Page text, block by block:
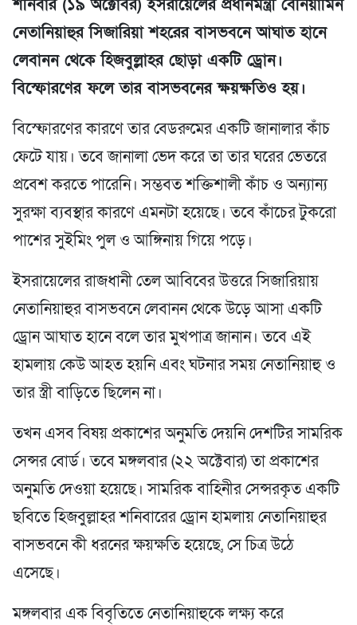
শনিবার (১৯ অক্টোবর) ইসরায়েলের প্রধানমন্ত্রী বেনিয়ামিন
নেতানিয়াহুর সিজারিয়া শহরের বাসভবনে আঘাত হানে
লেবানন থেকে হিজবুল্লাহর ছোড়া একটি ড্রোন।
বিস্ফোরণের ফলে তার বাসভবনের ক্ষয়ক্ষতিও হয়।
বিস্ফোরণের কারণে তার বেডরুমের একটি জানালার কাঁচ
ফেটে যায়। তবে জানালা ভেদ করে তা তার ঘরের ভেতরে
প্রবেশ করতে পারেনি। সম্ভবত শক্তিশালী কাঁচ ও অন্যান্য
সুরক্ষা ব্যবস্থার কারণে এমনটা হয়েছে। তবে কাঁচের টুকরো
পাশের সুইমিং পুল ও আঙ্গিনায় গিয়ে পড়ে।
ইসরায়েলের রাজধানী তেল আবিবের উত্তরে সিজারিয়ায়
নেতানিয়াহুর বাসভবনে লেবানন থেকে উড়ে আসা একটি
ড্রোন আঘাত হানে বলে তার মুখপাত্র জানান। তবে এই
হামলায় কেউ আহত হয়নি এবং ঘটনার সময় নেতানিয়াহু ও
তার স্ত্রী বাড়িতে ছিলেন না।
তখন এসব বিষয় প্রকাশের অনুমতি দেয়নি দেশটির সামরিক
সেন্সর বোর্ড। তবে মঙ্গলবার (২২ অক্টেবার) তা প্রকাশের
অনুমতি দেওয়া হয়েছে। সামরিক বাহিনীর সেন্সরকৃত একটি
ছবিতে হিজবুল্লাহর শনিবারের ড্রোন হামলায় নেতানিয়াহুর
বাসভবনে কী ধরনের ক্ষয়ক্ষতি হয়েছে, সে চিত্র উঠে
এসেছে।
মঙ্গলবার এক বিবৃতিতে নেতানিয়াহুকে লক্ষ্য করে